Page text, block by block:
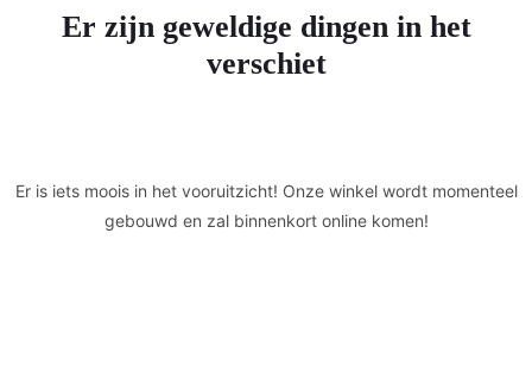
Er zijn geweldige dingen in het
verschiet
Er is iets moois in het vooruitzicht! Onze winkel wordt momenteel
gebouwd en zal binnenkort online komen!